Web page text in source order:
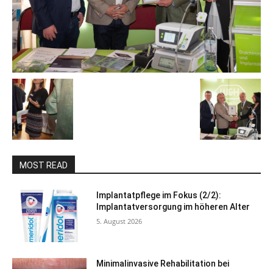
MOST READ
Implantatpflege im Fokus (2/2):
Implantatversorgung im höheren Alter
5. August 2026
Minimalinvasive Rehabilitation bei